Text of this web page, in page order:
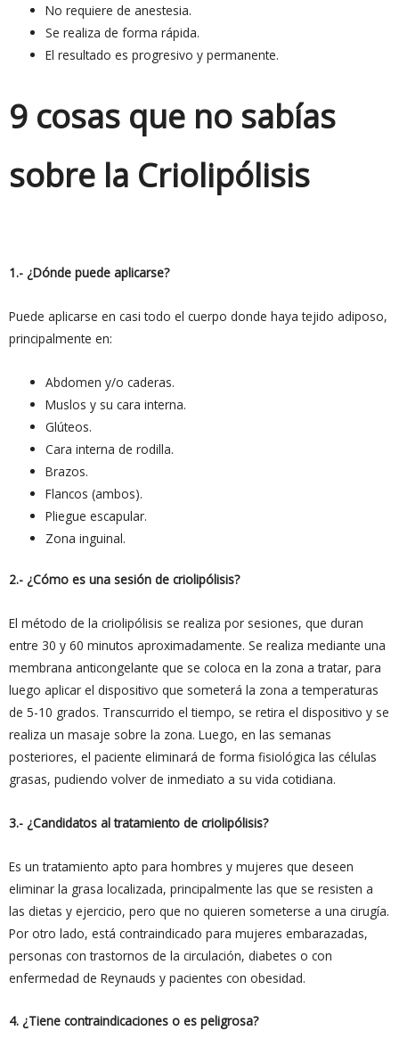
No requiere de anestesia.
Se realiza de forma rápida.
El resultado es progresivo y permanente.
9 cosas que no sabías
sobre la Criolipólisis
1.- ¿Dónde puede aplicarse?
Puede aplicarse en casi todo el cuerpo donde haya tejido adiposo,
principalmente en:
Abdomen y/o caderas.
Muslos y su cara interna.
Glúteos.
Cara interna de rodilla.
Brazos.
Flancos (ambos).
Pliegue escapular.
Zona inguinal.
2.- ¿Cómo es una sesión de criolipólisis?
El método de la criolipólisis se realiza por sesiones, que duran
entre 30 y 60 minutos aproximadamente. Se realiza mediante una
membrana anticongelante que se coloca en la zona a tratar, para
luego aplicar el dispositivo que someterá la zona a temperaturas
de 5-10 grados. Transcurrido el tiempo, se retira el dispositivo y se
realiza un masaje sobre la zona. Luego, en las semanas
posteriores, el paciente eliminará de forma fisiológica las células
grasas, pudiendo volver de inmediato a su vida cotidiana.
3.- ¿Candidatos al tratamiento de criolipólisis?
Es un tratamiento apto para hombres y mujeres que deseen
eliminar la grasa localizada, principalmente las que se resisten a
las dietas y ejercicio, pero que no quieren someterse a una cirugía.
Por otro lado, está contraindicado para mujeres embarazadas,
personas con trastornos de la circulación, diabetes o con
enfermedad de Reynauds y pacientes con obesidad.
4. ¿Tiene contraindicaciones o es peligrosa?